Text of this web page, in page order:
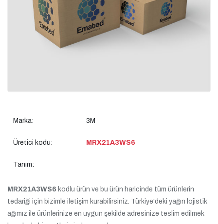
Marka: 3M
Üretici kodu: MRX21A3WS6
Tanım:
MRX21A3WS6 kodlu ürün ve bu ürün haricinde tüm ürünlerin
tedariği için bizimle iletişim kurabilirsiniz. Türkiye'deki yağın lojistik
ağımız ile ürünlerinize en uygun şekilde adresinize teslim edilmek